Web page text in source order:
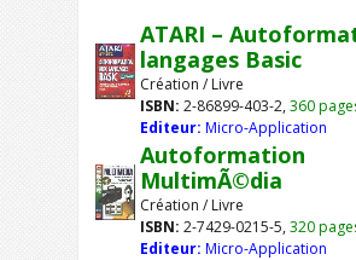
ATARI –
langages Basic
Création / Livre
ISBN: 2-86899-403-2,360
Editeur: Micro-Application
Autoformation
MultimÃ©dia
Création / Livre
ISBN: 2-7429-0215-5,320
Editeur: Micro-Application